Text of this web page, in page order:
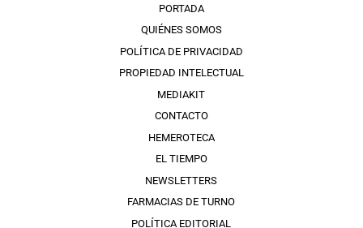
PORTADA
QUIÉNES SOMOS
POLÍTICA DE PRIVACIDAD
PROPIEDAD INTELECTUAL
MEDIAKIT
CONTACTO
HEMEROTECA
EL TIEMPO
NEWSLETTERS
FARMACIAS DE TURNO
POLÍTICA EDITORIAL